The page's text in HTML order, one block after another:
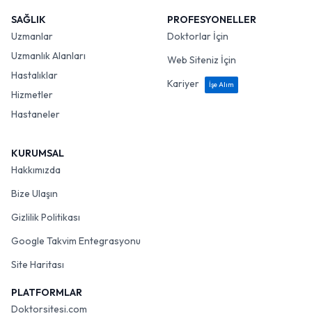
SAĞLIK
Uzmanlar
Uzmanlık Alanları
Hastalıklar
Hizmetler
Hastaneler
PROFESYONELLER
Doktorlar İçin
Web Siteniz İçin
Kariyer
İşe Alım
KURUMSAL
Hakkımızda
Bize Ulaşın
Gizlilik Politikası
Google Takvim Entegrasyonu
Site Haritası
PLATFORMLAR
Doktorsitesi.com